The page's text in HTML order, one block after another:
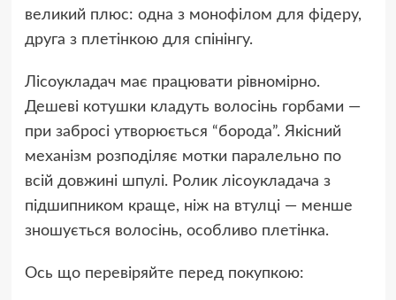
великий плюс: одна з монофілом для фідеру,
друга з плетінкою для спінінгу.
Лісоукладач має працювати рівномірно.
Дешеві котушки кладуть волосінь горбами —
при забросі утворюється “борода”. Якісний
механізм розподіляє мотки паралельно по
всій довжині шпулі. Ролик лісоукладача з
підшипником краще, ніж на втулці — менше
зношується волосінь, особливо плетінка.
Ось що перевіряйте перед покупкою: